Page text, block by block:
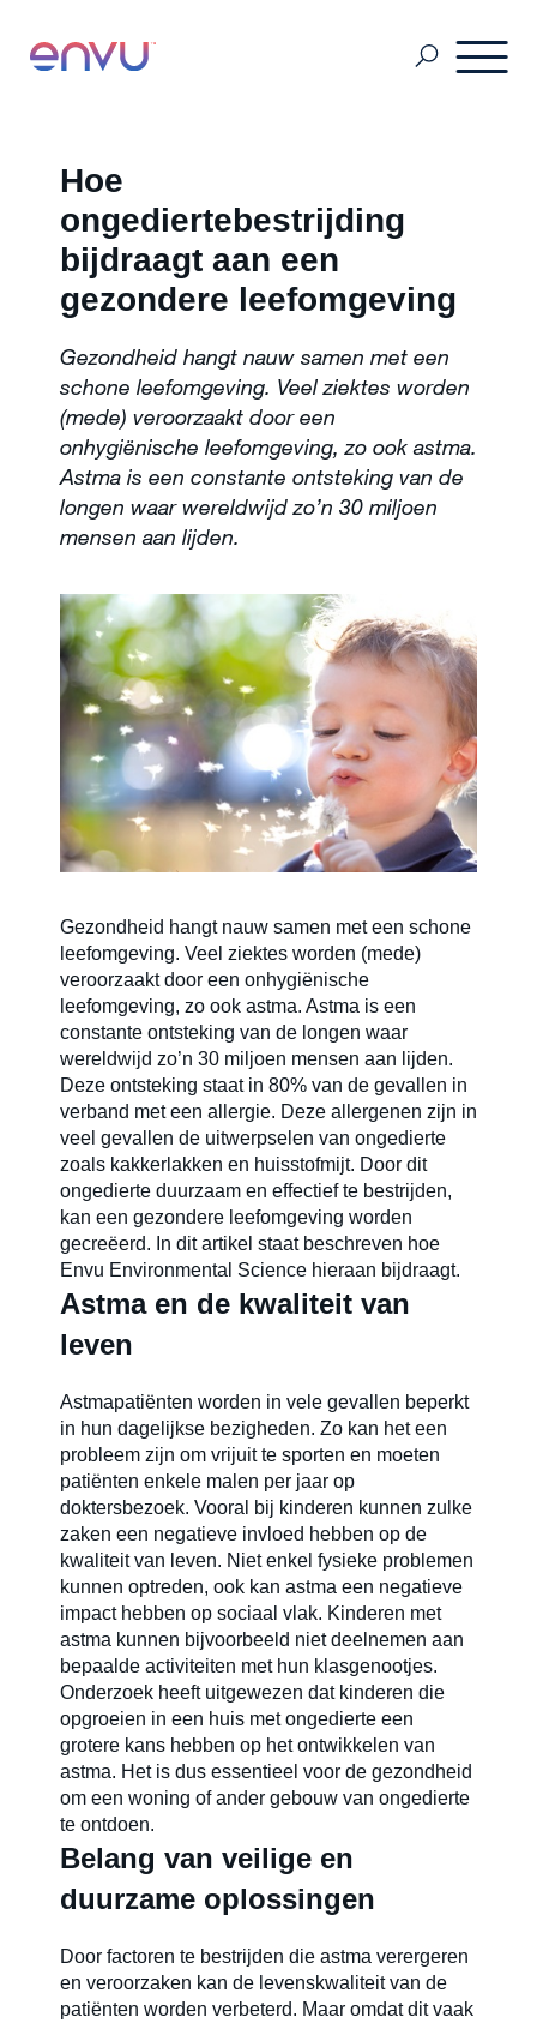
Over ons
Contact
Nieuwsbrief
Sitemap
Blog
Carrières
SDS & Labels
Plaagdierbeheersing
Golf- en Sportterreinen
Onkruidbeheersing
Hoe
ongediertebestrijding
bijdraagt aan een
gezondere leefomgeving
Gezondheid hangt nauw samen met een
schone leefomgeving. Veel ziektes worden
(mede) veroorzaakt door een
onhygiënische leefomgeving, zo ook astma.
Astma is een constante ontsteking van de
longen waar wereldwijd zo’n 30 miljoen
mensen aan lijden.
Gezondheid hangt nauw samen met een schone
leefomgeving. Veel ziektes worden (mede)
veroorzaakt door een onhygiënische
leefomgeving, zo ook astma. Astma is een
constante ontsteking van de longen waar
wereldwijd zo’n 30 miljoen mensen aan lijden.
Deze ontsteking staat in 80% van de gevallen in
verband met een allergie. Deze allergenen zijn in
veel gevallen de uitwerpselen van ongedierte
zoals kakkerlakken en huisstofmijt. Door dit
ongedierte duurzaam en effectief te bestrijden,
kan een gezondere leefomgeving worden
gecreëerd. In dit artikel staat beschreven hoe
Envu Environmental Science hieraan bijdraagt.
Astma en de kwaliteit van
leven
Astmapatiënten worden in vele gevallen beperkt
in hun dagelijkse bezigheden. Zo kan het een
probleem zijn om vrijuit te sporten en moeten
patiënten enkele malen per jaar op
doktersbezoek. Vooral bij kinderen kunnen zulke
zaken een negatieve invloed hebben op de
kwaliteit van leven. Niet enkel fysieke problemen
kunnen optreden, ook kan astma een negatieve
impact hebben op sociaal vlak. Kinderen met
astma kunnen bijvoorbeeld niet deelnemen aan
bepaalde activiteiten met hun klasgenootjes.
Onderzoek heeft uitgewezen dat kinderen die
opgroeien in een huis met ongedierte een
grotere kans hebben op het ontwikkelen van
astma. Het is dus essentieel voor de gezondheid
om een woning of ander gebouw van ongedierte
te ontdoen.
Belang van veilige en
duurzame oplossingen
Door factoren te bestrijden die astma verergeren
en veroorzaken kan de levenskwaliteit van de
patiënten worden verbeterd. Maar omdat dit vaak